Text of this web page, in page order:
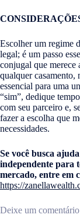
Escolher um regime
legal; é um passo
conjugal que merece
qualquer casamento,
essencial para uma
“sim”, dedique
com seu parceiro e,
fazer a escolha que
necessidades.
Se você busca
independente para
mercado, entre em
https://
Deixe um comentário